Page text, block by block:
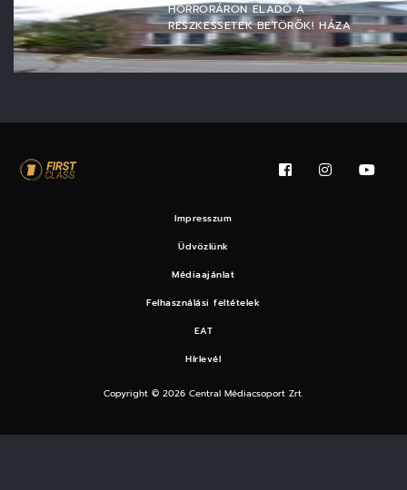
HORRORÁRON ELADÓ A
RESZKESSETEK BETÖRŐK! HÁZA
Impresszum
Üdvözlünk
Médiaajánlat
Felhasználási feltételek
EAT
Hírlevél
Copyright © 2026 Central Médiacsoport Zrt.